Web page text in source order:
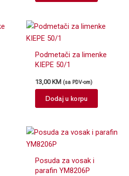
Podmetači za limenke
KIEPE 50/1
13,00KM (sa PDV-om)
Dodaj u korpu
Posuda za vosak i
parafin YM8206P